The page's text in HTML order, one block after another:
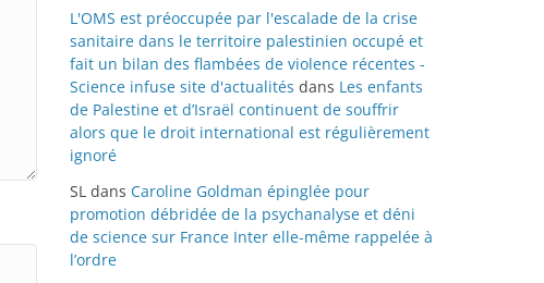
L'OMS est préoccupée par l'escalade de la crise
sanitaire dans le territoire palestinien occupé et
fait un bilan des flambées de violence récentes -
Science infuse site d'actualités dans Les enfants
de Palestine et d’Israël continuent de souffrir
alors que le droit international est régulièrement
ignoré
SL dans Caroline Goldman épinglée pour
promotion débridée de la psychanalyse et déni
de science sur France Inter elle-même rappelée à
l’ordre